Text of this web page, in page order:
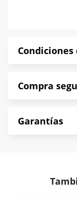
puntualmente.
*Sujeto a
norma de
Compra
compra es
- Certificados
Garantías